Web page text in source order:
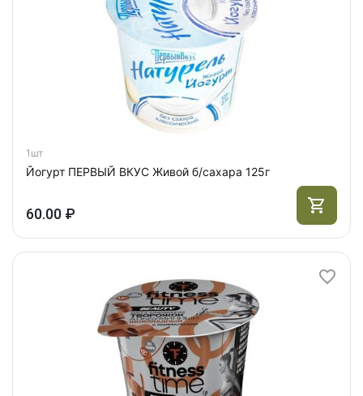
1шт
Йогурт ПЕРВЫЙ ВКУС Живой б/сахара 125г
60.00 ₽